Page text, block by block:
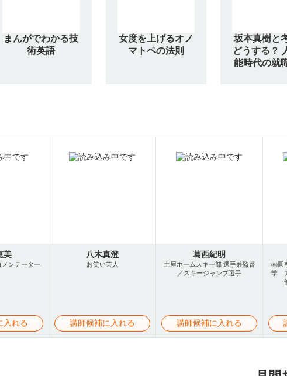
まんがでわかる技
術英語
女度を上げるオノ
マトペの法則
坂本真樹と
どうする？
能時代の就
美
ンテーター
入れる
八木真澄
お笑い芸人
講師候補に入れる
葛西紀明
土屋ホームスキー部 選手兼監督
／スキージャンプ選手
講師候補に入れる
㈱圓
学